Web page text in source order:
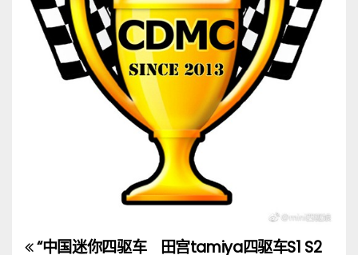
田宫tamiya四驱车S1 S2
“中国迷你四驱车